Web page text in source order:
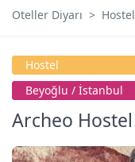
Oteller Diyarı Hostel
Hostel
Beyoğlu / İstanbul
Archeo Hostel